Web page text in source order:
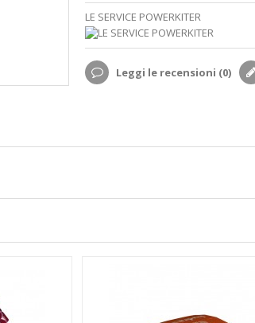
LE SERVICE POWERKITER
Leggi le recensioni (0)